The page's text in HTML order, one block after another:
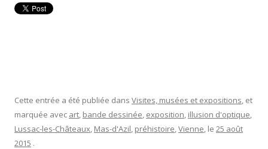
Cette entrée a été publiée dans Visites, musées et expositions, et
marquée avec art, bande dessinée, exposition, illusion d'optique,
Lussac-les-Châteaux, Mas-d'Azil, préhistoire,Vienne, le 25 août
2015 .